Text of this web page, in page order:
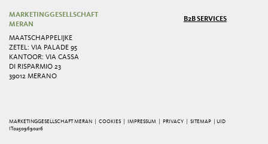
MARKETINGGESELLSCHAFT
MERAN
MAATSCHAPPELIJKE
ZETEL: VIA PALADE 95
KANTOOR: VIA CASSA
DI RISPARMIO 23
39012 MERANO
B2B SERVICES
MARKETINGGESELLSCHAFT MERAN | COOKIES IMPRESSUM PRIVACY |SITEMAP
| UID
IT02509690216